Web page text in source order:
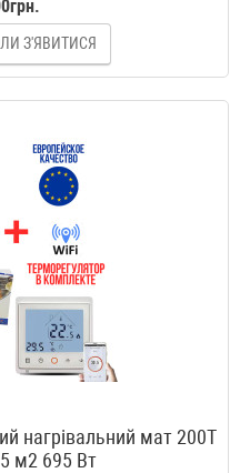
З'ЯВИТИСЯ
нагрівальний мат 200T
м2 695 Вт